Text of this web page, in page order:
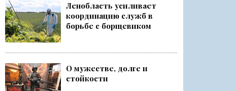
Ленобласть усиливает
координацию служб в
борьбе с борщевиком
О мужестве, долге и
стойкости